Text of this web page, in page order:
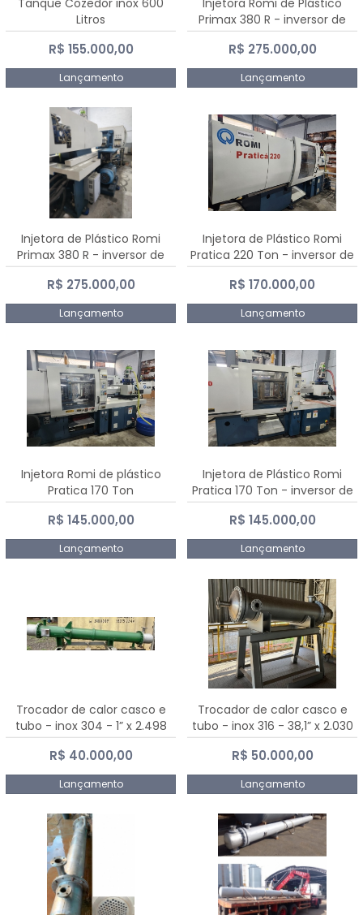
Litros
R$ 155.000,00
Lançamento
Primax 380 R - inversor de
frequência NR 12 - 2008
R$ 275.000,00
Lançamento
Injetora de Plástico Romi
Primax 380 R - inversor de
frequência NR 12
R$ 275.000,00
Lançamento
Injetora de Plástico Romi
Pratica 220 Ton - inversor de
frequência NR 12
R$ 170.000,00
Lançamento
Injetora Romi de plástico
Pratica 170 Ton
R$ 145.000,00
Lançamento
Injetora de Plástico Romi
Pratica 170 Ton - inversor de
frequência NR 12
R$ 145.000,00
Lançamento
Trocador de calor casco e
tubo - inox 304 - 1” x 2.498
mm
R$ 40.000,00
Lançamento
Trocador de calor casco e
tubo - inox 316 - 38,1” x 2.030
mm
R$ 50.000,00
Lançamento